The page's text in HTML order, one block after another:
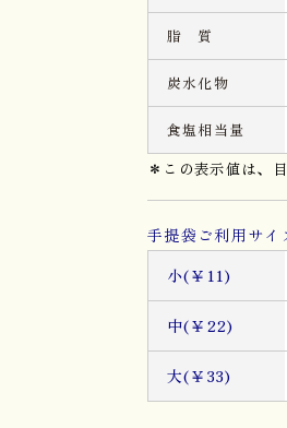
脂 質
炭水化物
食塩相当量
＊この表示値は、目
手提袋ご利用サ
小(￥11)
中(￥22)
大(￥33)